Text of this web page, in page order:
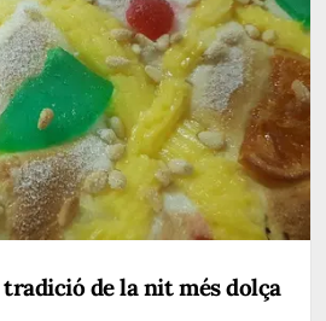
de la nit més dolça